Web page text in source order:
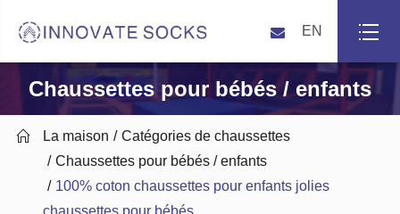
EN
Chaussettes pour bébés / enfants
 La maison
Catégories de chaussettes
Chaussettes pour bébés / enfants
100% coton chaussettes pour enfants jolies